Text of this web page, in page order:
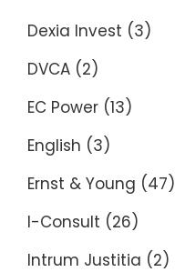
Dexia Invest (3)
DVCA (2)
EC Power (13)
English (3)
Ernst & Young (47)
I-Consult (26)
Intrum Justitia (2)